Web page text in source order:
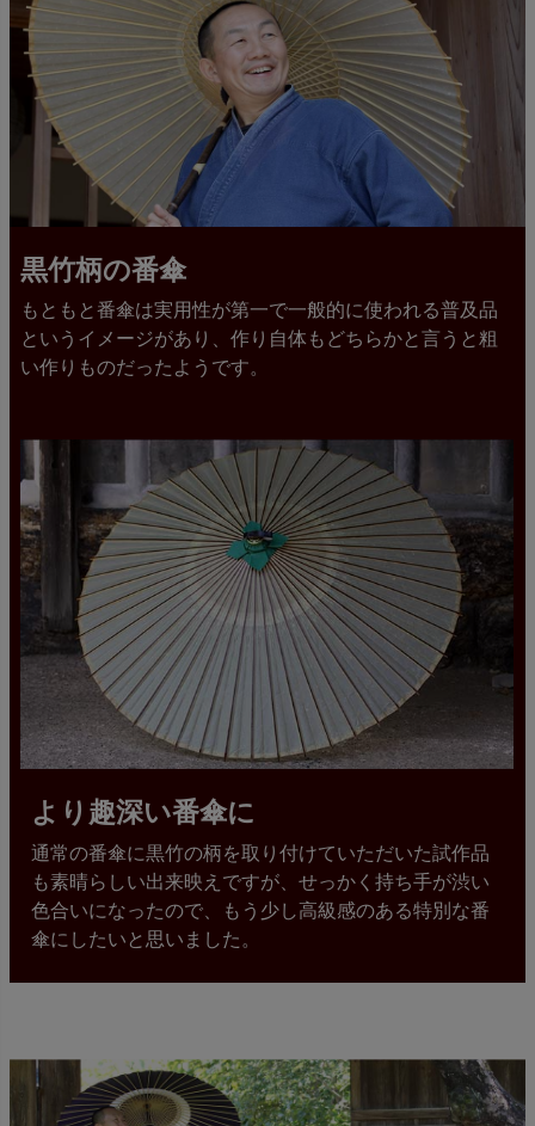
黒竹柄の番傘
もともと番傘は実用性が第一で一般的に使われる普及品
というイメージがあり、作り自体もどちらかと言うと粗
い作りものだったようです。
より趣深い番傘に
通常の番傘に黒竹の柄を取り付けていただいた試作品
も素晴らしい出来映えですが、せっかく持ち手が渋い
色合いになったので、もう少し高級感のある特別な番
傘にしたいと思いました。